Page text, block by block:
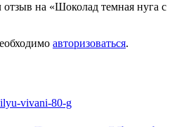
отзыв на «Шоколад темная нуга с
авторизоваться.